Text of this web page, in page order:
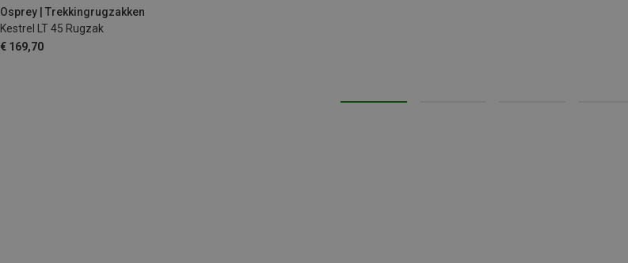
Osprey | Trekkingrugzakken
Kestrel LT 45 Rugzak
€ 169,70